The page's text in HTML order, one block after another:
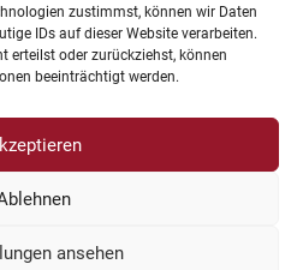
zustimmst, können wir Daten
IDs auf dieser Website verarbeiten.
erteilst oder zurückziehst, können
beeinträchtigt werden.
ansehen
Wanjura
1625 624599